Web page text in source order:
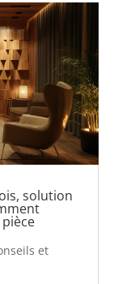
solution
et